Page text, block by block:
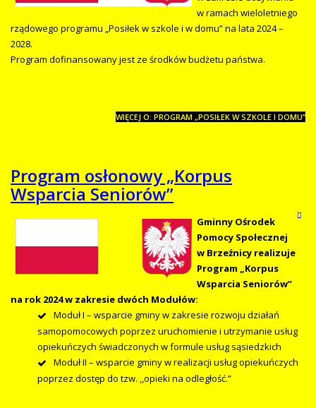
w ramach wieloletniego
rządowego programu „Posiłek w szkole i w domu” na lata 2024 –
2028.
Program dofinansowany jest ze środków budżetu państwa.
WIĘCEJ O: PROGRAM „POSIŁEK W SZKOLE I DOMU”
Program osłonowy „Korpus
Wsparcia Seniorów”
Gminny Ośrodek
Pomocy Społecznej
w Brzeźnicy realizuje
Program „Korpus
Wsparcia Seniorów”
na rok 2024 w zakresie dwóch Modułów:
Moduł I – wsparcie gminy w zakresie rozwoju działań
samopomocowych poprzez uruchomienie i utrzymanie usług
opiekuńczych świadczonych w formule usług sąsiedzkich
Moduł II – wsparcie gminy w realizacji usług opiekuńczych
poprzez dostęp do tzw. ,,opieki na odległość.”